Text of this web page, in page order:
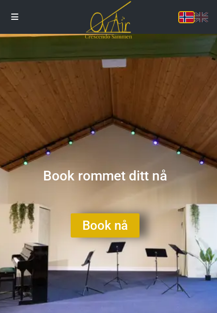
Book rommet ditt nå
Book nå